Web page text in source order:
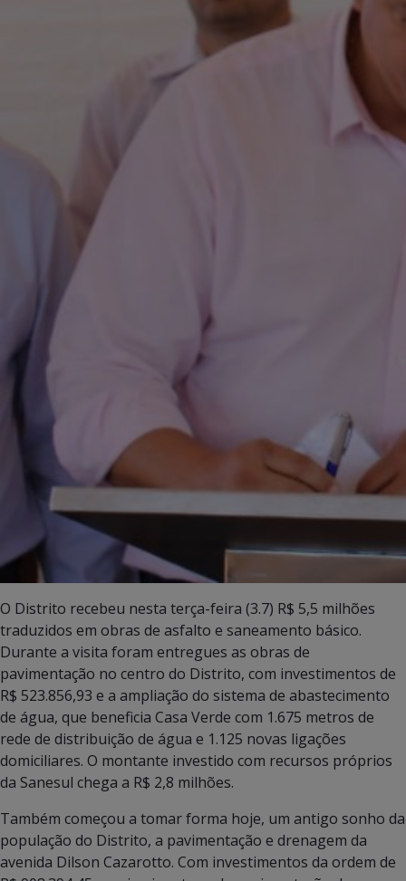
O Distrito recebeu nesta terça-feira (3.7) R$ 5,5 milhões
traduzidos em obras de asfalto e saneamento básico.
Durante a visita foram entregues as obras de
pavimentação no centro do Distrito, com investimentos de
R$ 523.856,93 e a ampliação do sistema de abastecimento
de água, que beneficia Casa Verde com 1.675 metros de
rede de distribuição de água e 1.125 novas ligações
domiciliares. O montante investido com recursos próprios
da Sanesul chega a R$ 2,8 milhões.
Também começou a tomar forma hoje, um antigo sonho da
população do Distrito, a pavimentação e drenagem da
avenida Dilson Cazarotto. Com investimentos da ordem de